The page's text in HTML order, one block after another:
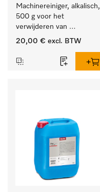
Machinereiniger, alkalisch,
500 g voor het
verwijderen van
hardnekkige
20,00 € excl. BTW